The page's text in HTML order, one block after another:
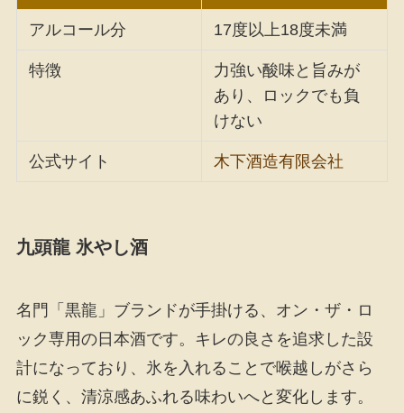
アルコール分 17度以上18度未満
特徴
力強い酸味と旨みが
あり、ロックでも負
けない
公式サイト 木下酒造有限会社
九頭龍 氷やし酒
名門「黒龍」ブランドが手掛ける、オン・ザ・ロ
ック専用の日本酒です。キレの良さを追求した設
計になっており、氷を入れることで喉越しがさら
に鋭く、清涼感あふれる味わいへと変化します。